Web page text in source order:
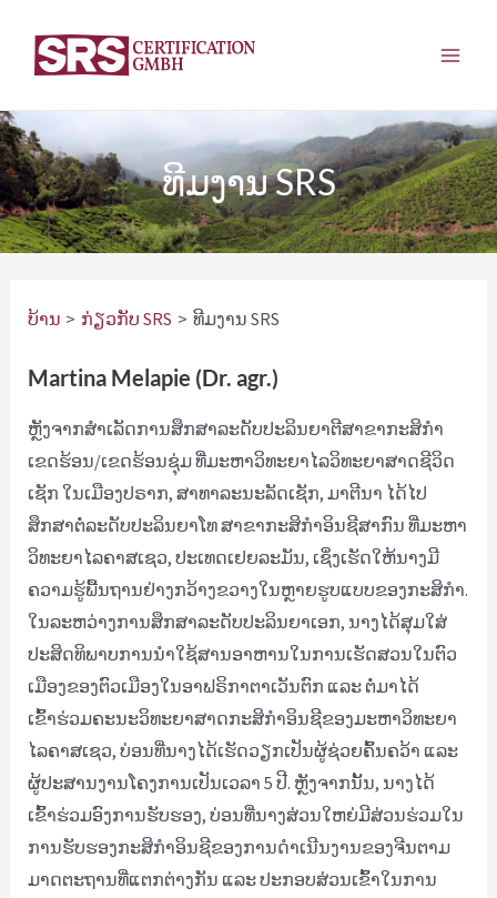
ເນື້ອຫາ
ນູ​
ຫຼັກ
ທີມງານ SRS
ບ້ານ ກ່ຽວກັບ SRS ທີມງານ SRS
Martina Melapie (Dr. agr.)
ຫຼັງຈາກສຳເລັດການສຶກສາລະດັບປະລິນຍາຕີສາຂາກະສິກຳ
ເຂດຮ້ອນ/ເຂດຮ້ອນຊຸ່ມ ທີ່ມະຫາວິທະຍາໄລວິທະຍາສາດຊີວິດ
ເຊັກ ໃນເມືອງປຣາກ, ສາທາລະນະລັດເຊັກ, ມາຕີນາ ໄດ້ໄປ
ສຶກສາຕໍ່ລະດັບປະລິນຍາໂທ ສາຂາກະສິກຳອິນຊີສາກົນ ທີ່ມະຫາ
ວິທະຍາໄລຄາສເຊວ, ປະເທດເຢຍລະມັນ, ເຊິ່ງເຮັດໃຫ້ນາງມີ
ຄວາມຮູ້ພື້ນຖານຢ່າງກວ້າງຂວາງໃນຫຼາຍຮູບແບບຂອງກະສິກຳ.
ໃນລະຫວ່າງການສຶກສາລະດັບປະລິນຍາເອກ, ນາງໄດ້ສຸມໃສ່
ປະສິດທິພາບການນຳໃຊ້ສານອາຫານໃນການເຮັດສວນໃນຕົວ
ເມືອງຂອງຕົວເມືອງໃນອາຟຣິກາຕາເວັນຕົກ ແລະ ຕໍ່ມາໄດ້
ເຂົ້າຮ່ວມຄະນະວິທະຍາສາດກະສິກຳອິນຊີຂອງມະຫາວິທະຍາ
ໄລຄາສເຊວ, ບ່ອນທີ່ນາງໄດ້ເຮັດວຽກເປັນຜູ້ຊ່ວຍຄົ້ນຄວ້າ ແລະ
ຜູ້ປະສານງານໂຄງການເປັນເວລາ 5 ປີ. ຫຼັງຈາກນັ້ນ, ນາງໄດ້
ເຂົ້າຮ່ວມອົງການຮັບຮອງ, ບ່ອນທີ່ນາງສ່ວນໃຫຍ່ມີສ່ວນຮ່ວມໃນ
ການຮັບຮອງກະສິກຳອິນຊີຂອງການດຳເນີນງານຂອງຈີນຕາມ
ມາດຕະຖານທີ່ແຕກຕ່າງກັນ ແລະ ປະກອບສ່ວນເຂົ້າໃນການ